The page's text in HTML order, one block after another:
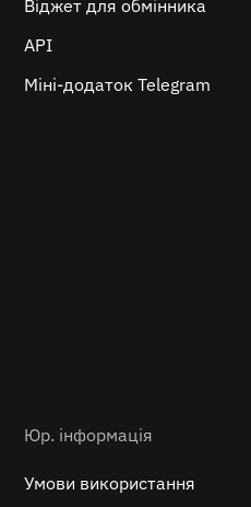
Віджет для обмінника
API
Міні-додаток Telegram
Юр. інформація
Умови використання